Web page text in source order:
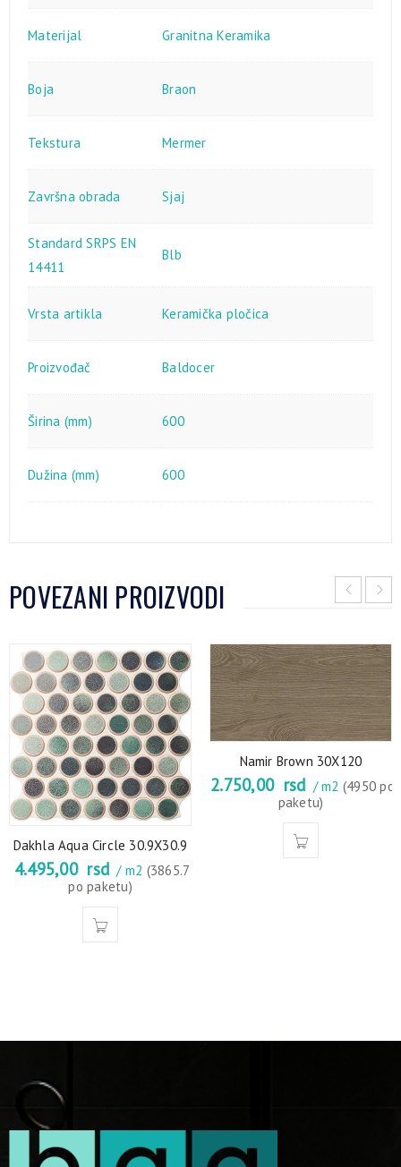
Materijal Granitna Keramika
Boja Braon
Tekstura Mermer
Završna obrada Sjaj
Standard SRPS EN
14411
Blb
Vrsta artikla Keramička pločica
Proizvođač Baldocer
Širina (mm) 600
Dužina (mm) 600
POVEZANI PROIZVODI
Dakhla Aqua Circle 30.9X30.9
4.495,00 rsd / m2 (3865.7
po paketu)
Namir Brown 30X120
2.750,00 rsd / m2 (4950 po
paketu)